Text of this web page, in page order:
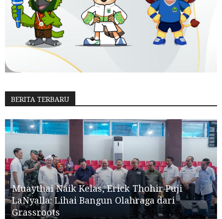
BERITA TERBARU
Muaythai Naik Kelas, Erick Thohir Puji
LaNyalla: Lihai Bangun Olahraga dari
Grassroots